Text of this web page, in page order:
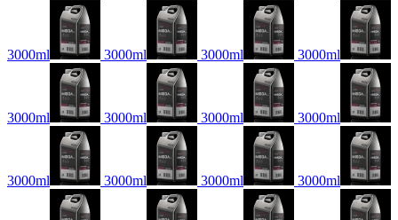
3000ml 3000ml 3000ml 3000ml
3000ml 3000ml 3000ml 3000ml
3000ml 3000ml 3000ml 3000ml